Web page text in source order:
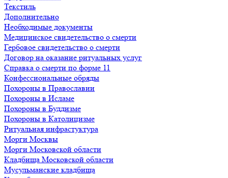
Текстиль
Дополнительно
Необходимые документы
Медицинское свидетельство о смерти
Гербовое свидетельство о смерти
Договор на оказание ритуальных услуг
Справка о смерти по форме 11
Конфессиональные обряды
Похороны в Православии
Похороны в Исламе
Похороны в Буддизме
Похороны в Католицизме
Ритуальная инфрастуктура
Морги Москвы
Морги Московской области
Кладбища Московской области
Мусульманские кладбища